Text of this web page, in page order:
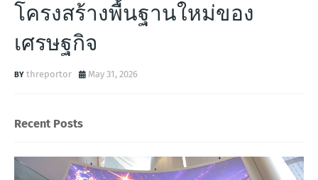
โครงสร้างพื้นฐานใหม่ของ
เศรษฐกิจ
threportor May 31, 2026
Recent Posts